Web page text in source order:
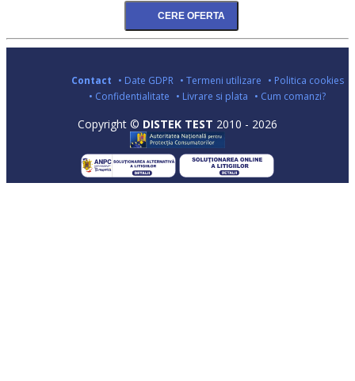
Contact • Date GDPR • Termeni utilizare • Politica cookies
• Confidentialitate • Livrare si plata • Cum comanzi?
Copyright © DISTEK TEST 2010 - 2026